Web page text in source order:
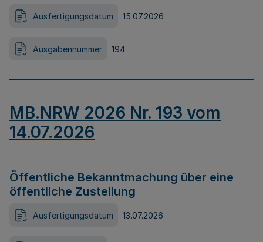
Ausfertigungsdatum 15.07.2026
Ausgabennummer 194
MB.NRW 2026 Nr. 193 vom
14.07.2026
Öffentliche Bekanntmachung über eine
öffentliche Zustellung
Ausfertigungsdatum 13.07.2026